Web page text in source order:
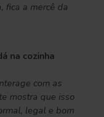
fica a mercê da
na cozinha
com as
mostra que isso
legal e bom